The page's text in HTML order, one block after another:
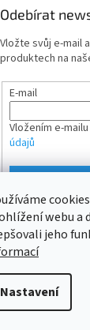
webu a
jeho
Nastavení
Odebírat
Vložte svůj e-mail
produktech na
E-mail
Vložením e-
údajů
práva vyhrazena.